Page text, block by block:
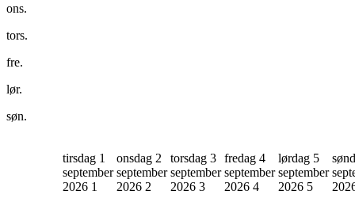
ons.
tors.
fre.
lør.
søn.
tirsdag 1
september
2026 1
onsdag 2
september
2026 2
torsdag 3
september
2026 3
fredag 4
september
2026 4
lørdag 5
september
2026 5